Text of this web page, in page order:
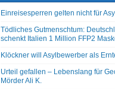
Einreisesperren gelten nicht für
Tödliches Gutmenschtum:
schenkt Italien 1 Million FFP2
Klöckner will Asylbewerber als
Urteil gefallen – Lebenslang für
Mörder Ali K.